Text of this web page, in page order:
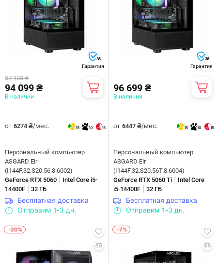
36
Гарантия
97 129 ₴
94 099 ₴
В наличии
от 6274 ₴/мес. 15 10 15
Персональный компьютер
ASGARD Eir
(I144F.32.S20.56.8.6002)
GeForce RTX 5060
Intel Core i5-
14400F
32 ГБ
Бесплатная доставка
Отправим 1-3 дн.
36
Гарантия
96 699 ₴
В наличии
от 6447 ₴/мес. 15 10 15
Персональный компьютер
ASGARD Eir
(I144F.32.S20.56T.8.6004)
GeForce RTX 5060 Ti
Intel Core
i5-14400F
32 ГБ
Бесплатная доставка
Отправим 1-3 дн.
-20% -7%